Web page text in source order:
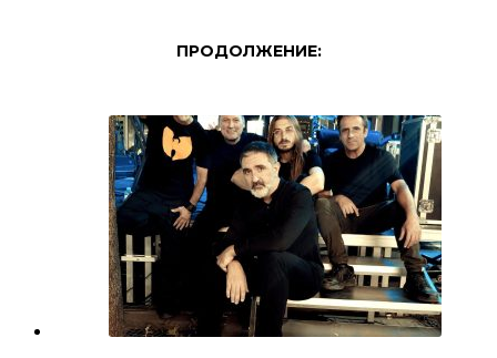
ПРОДОЛЖЕНИЕ: